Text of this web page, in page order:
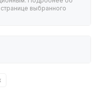
выбранного